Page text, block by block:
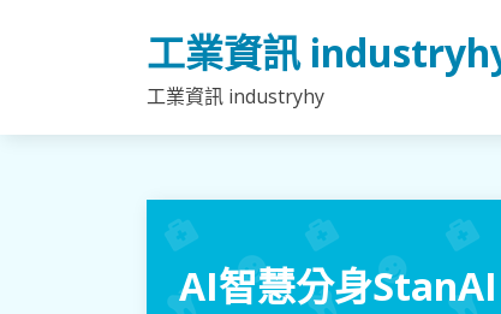
工業資訊
工業資訊 industryhy
AI智慧分身